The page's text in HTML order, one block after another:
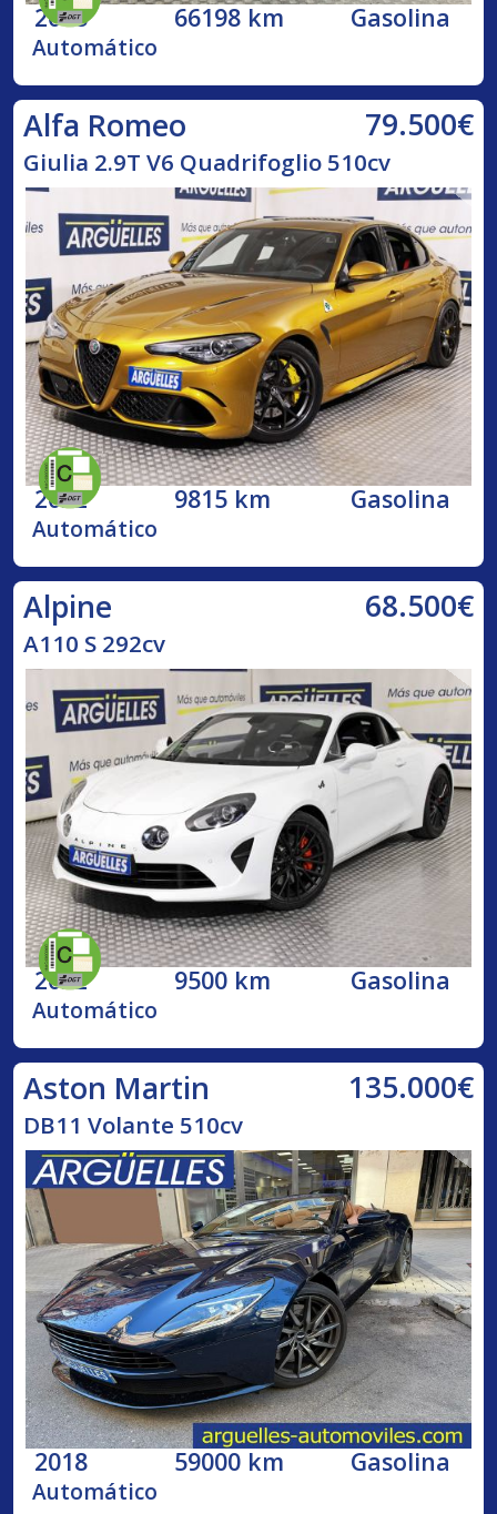
2018 66198 km Gasolina
Automático
Alfa Romeo 79.500€
Giulia 2.9T V6 Quadrifoglio 510cv
2022 9815 km Gasolina
Automático
Alpine 68.500€
A110 S 292cv
2022 9500 km Gasolina
Automático
Aston Martin 135.000€
DB11 Volante 510cv
2018 59000 km Gasolina
Automático